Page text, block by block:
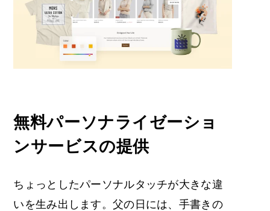
無料パーソナライゼーショ
ンサービスの提供
ちょっとしたパーソナルタッチが大きな違
いを生み出します。父の日には、手書きの